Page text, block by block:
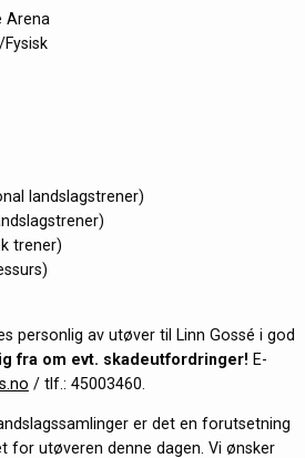
Arena
landslagstrener)
trener)
personlig av utøver til Linn Gossé i god
fra om evt. skadeutfordringer! E-
/ tlf.: 45003460.
er det en forutsetning
for utøveren denne dagen. Vi ønsker